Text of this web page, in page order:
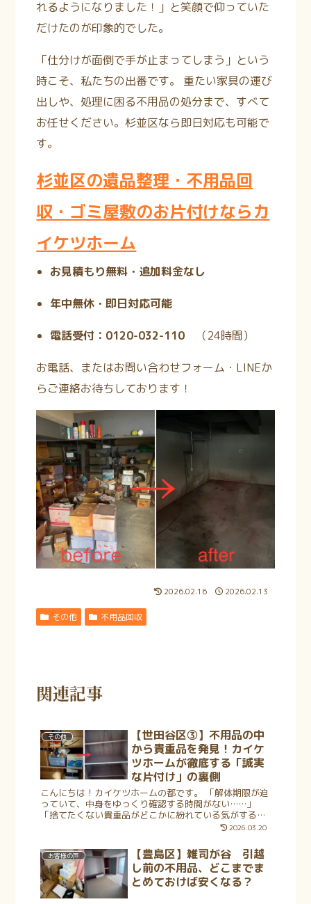
れるようになりました！」と笑顔で仰っていた
だけたのが印象的でした。
「仕分けが面倒で手が止まってしまう」という
時こそ、私たちの出番です。 重たい家具の運び
出しや、処理に困る不用品の処分まで、すべて
お任せください。杉並区なら即日対応も可能で
す。
杉並区の遺品整理・不用品回
収・ゴミ屋敷のお片付けならカ
イケツホーム
お見積もり無料・追加料金なし
年中無休・即日対応可能
電話受付：0120-032-110 （24時間）
お電話、またはお問い合わせフォーム・LINEか
らご連絡お待ちしております！
2026.02.16 2026.02.13
その他 不用品回収
関連記事
その他
【世田谷区③】不用品の中
から貴重品を発見！カイケ
ツホームが徹底する「誠実
な片付け」の裏側
こんにちは！カイケツホームの都です。 「解体期限が迫
っていて、中身をゆっくり確認する時間がない……」
「捨てたくない貴重品がどこかに紛れている気がするけ
れど、自分たちでは見つけられない」 建て壊し前の片付
2026.03.20
お客様の声
【豊島区】雑司が谷 引越
し前の不用品、どこまでま
とめておけば安くなる？